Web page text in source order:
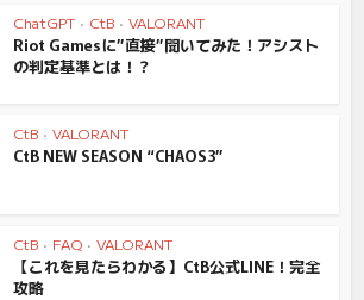
ChatGPT • CtB • VALORANT
Riot Gamesに”直接”聞いてみた！アシスト
の判定基準とは！？
CtB • VALORANT
CtB NEW SEASON “CHAOS3”
CtB • FAQ • VALORANT
【これを見たらわかる】CtB公式LINE！完全
攻略